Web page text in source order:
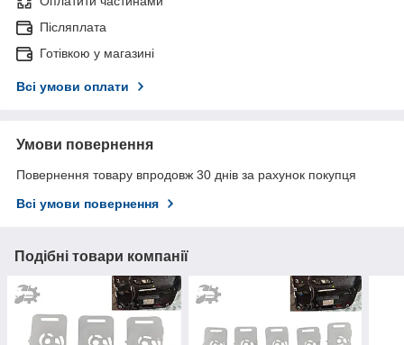
Післяплата
Готівкою у магазині
Всі умови оплати
Умови повернення
Повернення товару впродовж 30 днів за рахунок покупця
Всі умови повернення
Подібні товари компанії